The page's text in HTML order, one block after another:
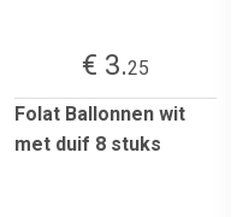
€ 3.25
Folat Ballonnen wit
met duif 8 stuks